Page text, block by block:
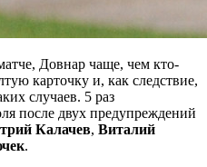
Довнар чаще, чем кто-
карточку и, как следствие,
случаев. 5 раз
после двух предупреждений
Калачев, Виталий
.